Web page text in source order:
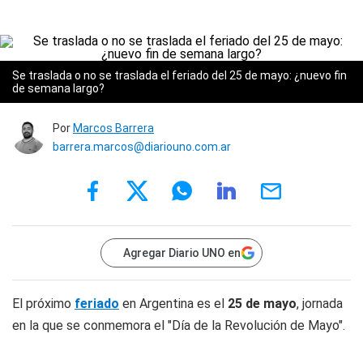
Se traslada o no se traslada el feriado del 25 de mayo: ¿nuevo fin
de semana largo?
Por Marcos Barrera
barrera.marcos@diariouno.com.ar
Agregar Diario UNO en
El próximo feriado en Argentina es el 25 de mayo, jornada
en la que se conmemora el "Día de la Revolución de Mayo".